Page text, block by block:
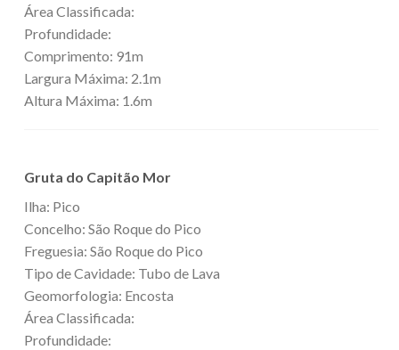
Área Classificada:
Profundidade:
Comprimento: 91m
Largura Máxima: 2.1m
Altura Máxima: 1.6m
Gruta do Capitão Mor
Ilha: Pico
Concelho: São Roque do Pico
Freguesia: São Roque do Pico
Tipo de Cavidade: Tubo de Lava
Geomorfologia: Encosta
Área Classificada:
Profundidade: